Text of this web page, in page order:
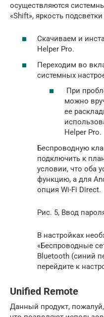
осуществляются
«Shift», яркость
Скачиваем и
Helper Pro.
Переходим во
системных
При
можно
ее
Helper Pro.
Беспроводную
подключить к
условии, что оба
функцию, а для
опция Wi-Fi Direct.
Рис. 5, Ввод
В настройках
«Беспроводные
Bluetooth (синий
перейдите к
Unified Remote
Данный продукт,